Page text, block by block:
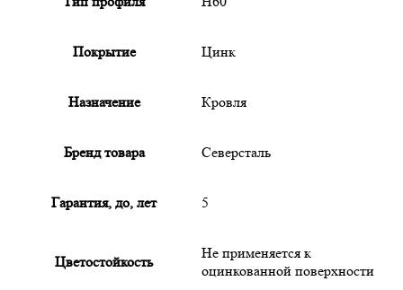
Покрытие Цинк
Назначение Кровля
Бренд товара Северсталь
Гарантия, до, лет 5
Цветостойкость
Не применяется к
оцинкованной поверхности